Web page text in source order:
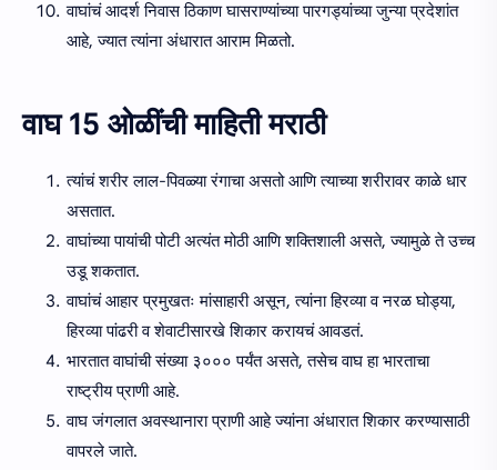
वाघांचं आदर्श निवास ठिकाण घासराण्यांच्या पारगड्यांच्या जुन्या प्रदेशांत
आहे, ज्यात त्यांना अंधारात आराम मिळतो.
वाघ 15 ओळींची माहिती मराठी
त्यांचं शरीर लाल-पिवळ्या रंगाचा असतो आणि त्याच्या शरीरावर काळे धार
असतात.
वाघांच्या पायांची पोटी अत्यंत मोठी आणि शक्तिशाली असते, ज्यामुळे ते उच्च
उडू शकतात.
वाघांचं आहार प्रमुखतः मांसाहारी असून, त्यांना हिरव्या व नरळ घोड्या,
हिरव्या पांढरी व शेवाटीसारखे शिकार करायचं आवडतं.
भारतात वाघांची संख्या ३००० पर्यंत असते, तसेच वाघ हा भारताचा
राष्ट्रीय प्राणी आहे.
वाघ जंगलात अवस्थानारा प्राणी आहे ज्यांना अंधारात शिकार करण्यासाठी
वापरले जाते.